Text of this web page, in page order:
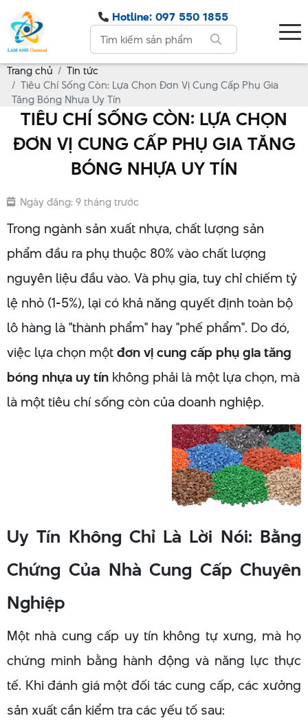
Hotline: 097 550 1855
Trang chủ
Tin tức
Tiêu Chí Sống Còn: Lựa Chọn Đơn Vị Cung Cấp Phụ Gia
Tăng Bóng Nhựa Uy Tín
TIÊU CHÍ SỐNG CÒN: LỰA CHỌN
ĐƠN VỊ CUNG CẤP PHỤ GIA TĂNG
BÓNG NHỰA UY TÍN
Ngày đăng: 9 tháng trước
Trong ngành sản xuất nhựa, chất lượng sản
phẩm đầu ra phụ thuộc 80% vào chất lượng
nguyên liệu đầu vào. Và phụ gia, tuy chỉ chiếm tỷ
lệ nhỏ (1-5%), lại có khả năng quyết định toàn bộ
lô hàng là "thành phẩm" hay "phế phẩm". Do đó,
việc lựa chọn mộtđơn vị cung cấp phụ gia tăng
bóng nhựa uy tín không phải là một lựa chọn, mà
là một tiêu chí sống còn của doanh nghiệp.
Uy Tín Không Chỉ Là Lời Nói: Bằng
Chứng Của Nhà Cung Cấp Chuyên
Nghiệp
Một nhà cung cấp uy tín không tự xưng, mà họ
chứng minh bằng hành động và năng lực thực
tế. Khi đánh giá một đối tác cung cấp, các xưởng
sản xuất cần kiểm tra các yếu tố sau: